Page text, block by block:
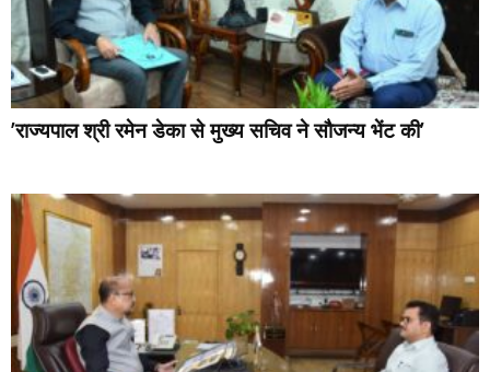
’राज्यपाल श्री रमेन डेका से मुख्य सचिव ने सौजन्य भेंट की’